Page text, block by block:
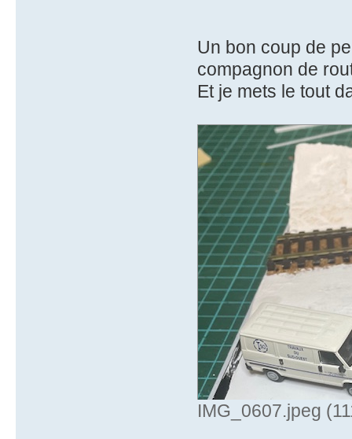
Un bon coup de
compagnon de
Et je mets le tout
IMG_0607.jpeg